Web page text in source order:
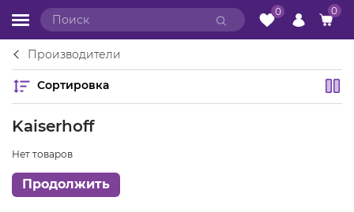
0 0
Производители
Сортировка
Kaiserhoff
Нет товаров
Продолжить